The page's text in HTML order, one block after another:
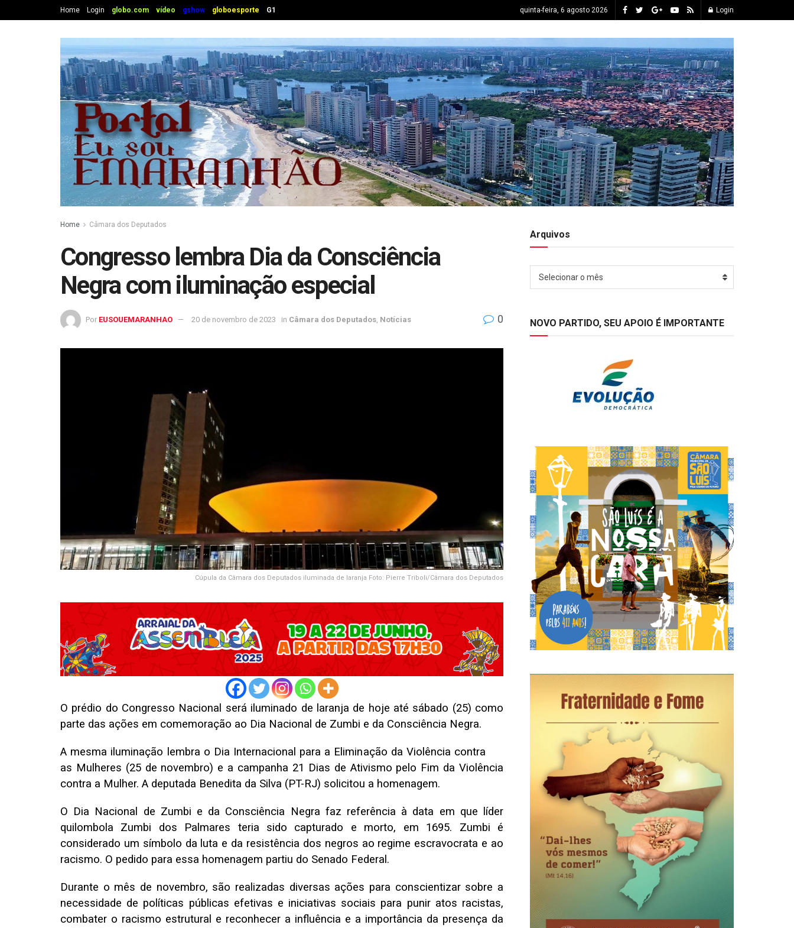
Home Login globo.com vídeo gshow globoesporte G1 quinta-feira, 6 agosto 2026 Login
Home Câmara dos Deputados
Congresso lembra Dia da Consciência
Negra com iluminação especial
Por EUSOUEMARANHAO 20 de novembro de 2023 in Câmara dos Deputados Notícias 0
Cúpula da Câmara dos Deputados iluminada de laranja Foto: Pierre Triboli/Câmara dos Deputados
O prédio do Congresso Nacional será iluminado de laranja de hoje até sábado (25) como
parte das ações em comemoração ao Dia Nacional de Zumbi e da Consciência Negra.
A mesma iluminação lembra o Dia Internacional para a Eliminação da Violência contra
as Mulheres (25 de novembro) e a campanha 21 Dias de Ativismo pelo Fim da Violência
contra a Mulher. A deputada Benedita da Silva (PT-RJ) solicitou a homenagem.
O Dia Nacional de Zumbi e da Consciência Negra faz referência à data em que líder
quilombola Zumbi dos Palmares teria sido capturado e morto, em 1695. Zumbi é
considerado um símbolo da luta e da resistência dos negros ao regime escravocrata e ao
racismo. O pedido para essa homenagem partiu do Senado Federal.
Durante o mês de novembro, são realizadas diversas ações para conscientizar sobre a
necessidade de políticas públicas efetivas e iniciativas sociais para punir atos racistas,
combater o racismo estrutural e reconhecer a influência e a importância da presença da
Arquivos
Selecionar o mês
NOVO PARTIDO, SEU APOIO É IMPORTANTE